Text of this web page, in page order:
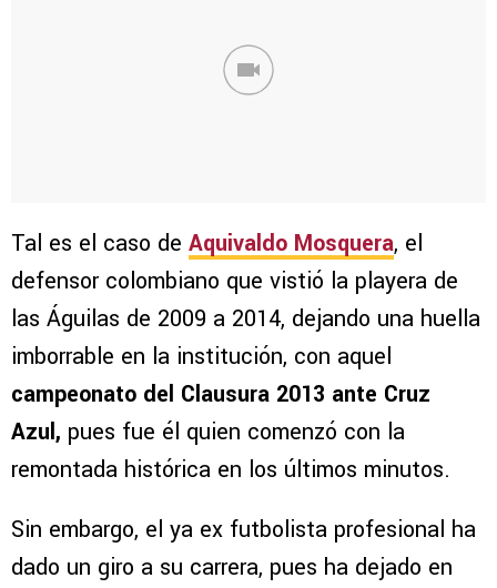
Tal es el caso de Aquivaldo Mosquera, el
defensor colombiano que vistió la playera de
las Águilas de 2009 a 2014, dejando una huella
imborrable en la institución, con aquel
campeonato del Clausura 2013 ante Cruz
Azul, pues fue él quien comenzó con la
remontada histórica en los últimos minutos.
Sin embargo, el ya ex futbolista profesional ha
dado un giro a su carrera, pues ha dejado en